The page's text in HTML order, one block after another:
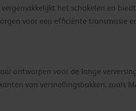
het schakelen en
voor een efficiënte transmissie
ontworpen voor de lange
van versnellingsbakken, zoals